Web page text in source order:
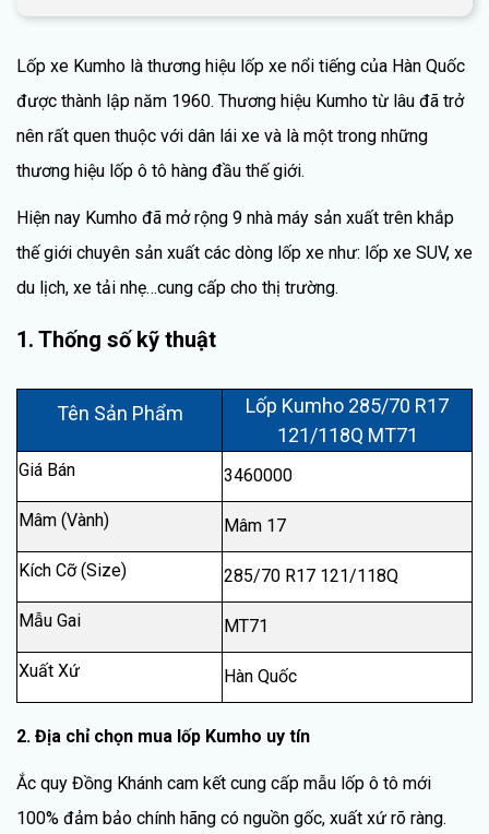
Lốp xe Kumho là thương hiệu lốp xe nổi tiếng của Hàn Quốc
được thành lập năm 1960. Thương hiệu Kumho từ lâu đã trở
nên rất quen thuộc với dân lái xe và là một trong những
thương hiệu lốp ô tô hàng đầu thế giới.
Hiện nay Kumho đã mở rộng 9 nhà máy sản xuất trên khắp
thế giới chuyên sản xuất các dòng lốp xe như: lốp xe SUV, xe
du lịch, xe tải nhẹ…cung cấp cho thị trường.
1. Thống số kỹ thuật
Tên Sản Phẩm
Lốp Kumho 285/70 R17
121/118Q MT71
Giá Bán 3460000
Mâm (Vành) Mâm 17
Kích Cỡ (Size) 285/70 R17 121/118Q
Mẫu Gai MT71
Xuất Xứ Hàn Quốc
2. Địa chỉ chọn mua lốp Kumho uy tín
Ắc quy Đồng Khánh cam kết cung cấp mẫu lốp ô tô mới
100% đảm bảo chính hãng có nguồn gốc, xuất xứ rõ ràng.